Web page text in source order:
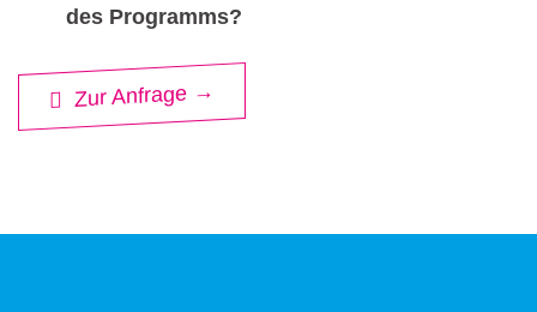
des Programms?
Zur Anfrage →